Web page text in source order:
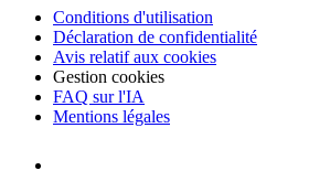
Conditions d'utilisation
Déclaration de confidentialité
Avis relatif aux cookies
Gestion cookies
FAQ sur l'IA
Mentions légales